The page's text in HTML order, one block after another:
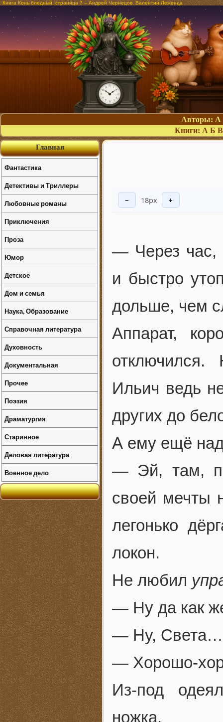
Книга Конь бледный, страница 7 – Андрей Чернецов, Валентин Леженда
Авторы: А
Книги: А Б В
− 18px +
— Через час,
и быстро
дольше, чем
Аппарат,
отключился.
Ильич ведь
других до
А ему ещё
— Эй, там,
своей мечты
легонько
локон.
Не любил
— Ну да как
— Ну, Света…
— Хорошо-
Из-под
ножка.
Главная
Фантастика
Детективы и Триллеры
Любовные романы
Приключения
Проза
Юмор
Детское
Дом и семья
Наука, Образование
Справочная литература
Духовность
Документальная
Прочее
Поэзия
Драматургия
Старинное
Деловая литература
Военное дело